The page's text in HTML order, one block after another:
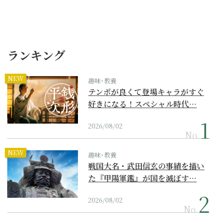
ランキング
NEW 趣味･教養
テンポが良くて登場キャラがすぐ
好きになる！スペシャル時代…
2026/08/02
No.
NEW 趣味･教養
戦国大名・武田信玄の事績を描い
た『甲陽軍鑑』が国を滅ぼす…
2026/08/02
No.